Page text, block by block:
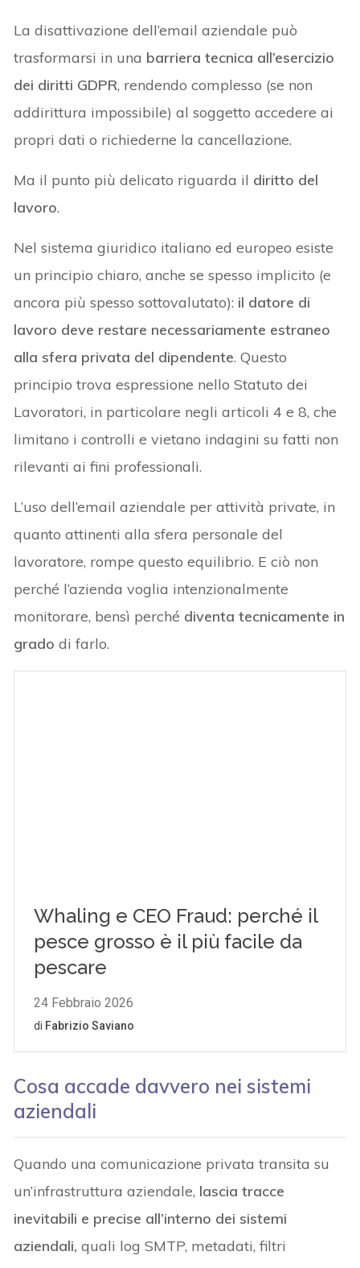
La disattivazione dell’email aziendale può
trasformarsi in una barriera tecnica all’esercizio
dei diritti GDPR, rendendo complesso (se non
addirittura impossibile) al soggetto accedere ai
propri dati o richiederne la cancellazione.
Ma il punto più delicato riguarda il diritto del
lavoro.
Nel sistema giuridico italiano ed europeo esiste
un principio chiaro, anche se spesso implicito (e
ancora più spesso sottovalutato): il datore di
lavoro deve restare necessariamente estraneo
alla sfera privata del dipendente. Questo
principio trova espressione nello Statuto dei
Lavoratori, in particolare negli articoli 4 e 8, che
limitano i controlli e vietano indagini su fatti non
rilevanti ai fini professionali.
L’uso dell’email aziendale per attività private, in
quanto attinenti alla sfera personale del
lavoratore, rompe questo equilibrio. E ciò non
perché l’azienda voglia intenzionalmente
monitorare, bensì perché diventa tecnicamente in
grado di farlo.
Cosa accade davvero nei sistemi
aziendali
Quando una comunicazione privata transita su
un’infrastruttura aziendale, lascia tracce
inevitabili e precise all’interno dei sistemi
aziendali, quali log SMTP, metadati, filtri